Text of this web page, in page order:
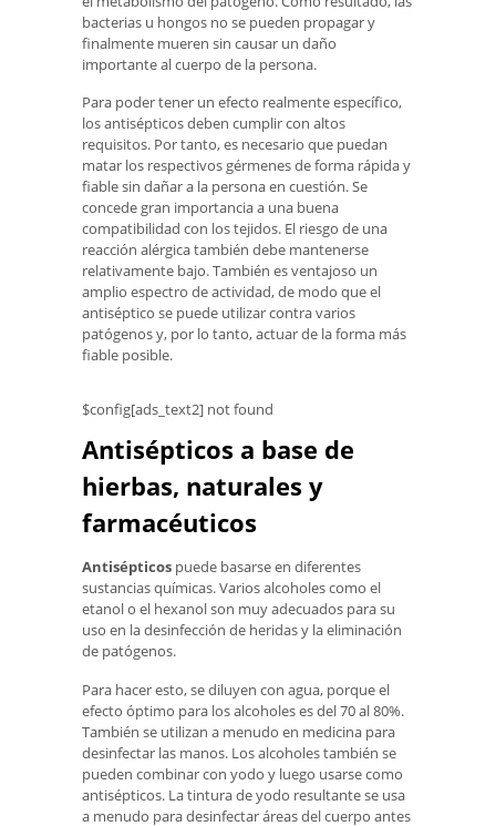
bacterias u hongos no se pueden propagar y
finalmente mueren sin causar un daño
importante al cuerpo de la persona.
Para poder tener un efecto realmente específico,
los antisépticos deben cumplir con altos
requisitos. Por tanto, es necesario que puedan
matar los respectivos gérmenes de forma rápida y
fiable sin dañar a la persona en cuestión. Se
concede gran importancia a una buena
compatibilidad con los tejidos. El riesgo de una
reacción alérgica también debe mantenerse
relativamente bajo. También es ventajoso un
amplio espectro de actividad, de modo que el
antiséptico se puede utilizar contra varios
patógenos y, por lo tanto, actuar de la forma más
fiable posible.
$config[ads_text2] not found
Antisépticos a base de
hierbas, naturales y
farmacéuticos
Antisépticos puede basarse en diferentes
sustancias químicas. Varios alcoholes como el
etanol o el hexanol son muy adecuados para su
uso en la desinfección de heridas y la eliminación
de patógenos.
Para hacer esto, se diluyen con agua, porque el
efecto óptimo para los alcoholes es del 70 al 80%.
También se utilizan a menudo en medicina para
desinfectar las manos. Los alcoholes también se
pueden combinar con yodo y luego usarse como
antisépticos. La tintura de yodo resultante se usa
a menudo para desinfectar áreas del cuerpo antes